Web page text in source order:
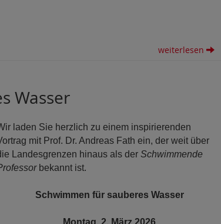
weiterlesen
Wasser
laden Sie herzlich zu einem inspirierenden
mit Prof. Dr. Andreas Fath ein, der weit über
Landesgrenzen hinaus als der Schwimmende
bekannt ist.
Schwimmen für sauberes Wasser
Montag, 2. März 2026